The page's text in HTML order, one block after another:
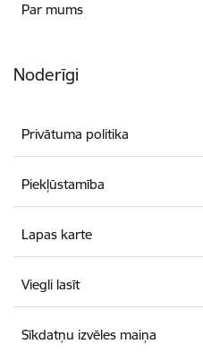
Par mums
Noderīgi
Privātuma politika
Piekļūstamība
Lapas karte
Viegli lasīt
Sīkdatņu izvēles maiņa